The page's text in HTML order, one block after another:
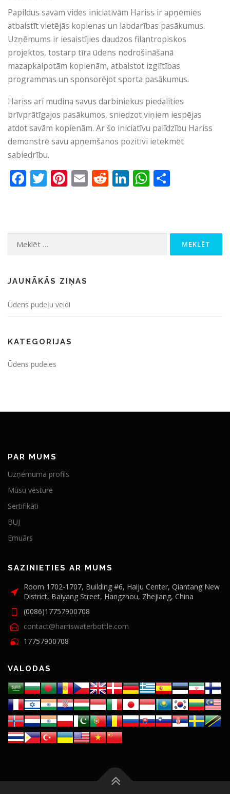
Papildus savām vides iniciatīvām Hariss ir apņēmies
atbalstīt vietējās kopienas un labdarības pasākumus.
Uzņēmums ir iesaistījies daudzos filantropiskos
projektos, tostarp tīra ūdens nodrošināšanā
mazapkalpotām kopienām, atbalstot izglītības
programmas un sponsorējot sporta pasākumus.
Hariss arī mudina savus darbiniekus piedalīties
brīvprātīgajos pasākumos, sniedzot viņiem iespējas
atdot savām kopienām. Ar šo iniciatīvu palīdzību Hariss
demonstrē savu apņemšanos pozitīvi ietekmēt
sabiedrību.
Facebook
Twitter
Pinterest
EmailReddit
LinkedIn
WhatsApp
Meklēt:
JAUNĀKĀS ZIŅAS
Ūdens pudeļu veidi
KATEGORIJAS
Ūdens pudeles
PAR MUMS
Uzņēmuma profils
Mūsu vēsture
Sertifikāti
BUJ
Emuārs
SAZINIETIES AR MUMS
Room 1702-1707, Building #6, Haiju Center, Qiantang New
District, Baiyang Street, Hangzhou, Zhejiang, China
(0086)17757900708
contact@harriswaterbottle.com
17757900708
VALODAS